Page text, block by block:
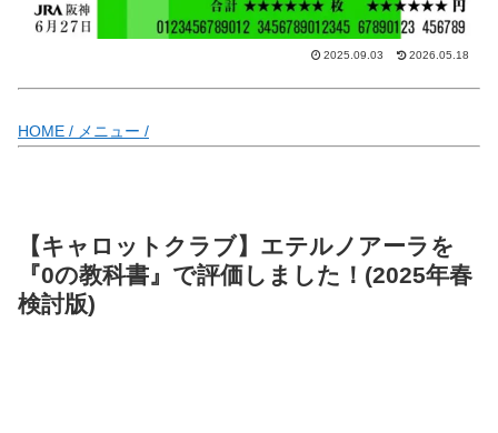
2025.09.03 2026.05.18
HOME / メニュー /
【キャロットクラブ】エテルノアーラを
『0の教科書』で評価しました！(2025年春
検討版)